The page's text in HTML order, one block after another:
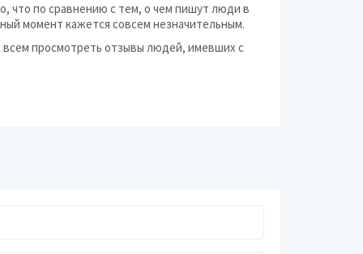
что по сравнению с тем, о чем пишут люди в
момент кажется совсем незначительным.
просмотреть отзывы людей, имевших с